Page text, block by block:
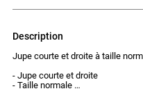
description
Jupe courte et droite à taille
- Jupe courte et droite
- Taille normale